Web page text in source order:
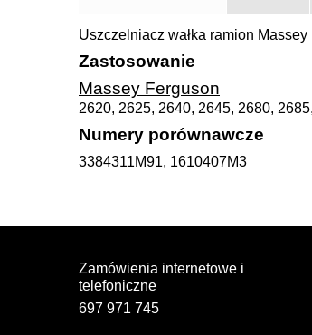
Uszczelniacz wałka ramion Massey
Zastosowanie
Massey Ferguson
2620, 2625, 2640, 2645, 2680,
Numery porównawcze
3384311M91, 1610407M3
Zamówienia internetowe i
telefoniczne
697 971 745